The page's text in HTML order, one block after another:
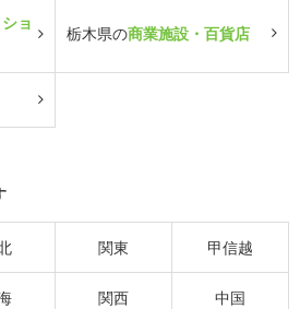
ョ
栃木県の商業施設・百貨店
関東 甲信越
関西 中国